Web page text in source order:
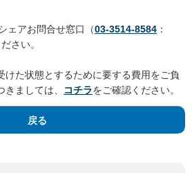
ェアお問合せ窓口（03-3514-8584 ：
さい。
けた状態とするために要する費用をご負
ましては、
コチラをご確認ください。
戻る